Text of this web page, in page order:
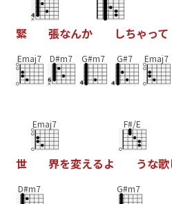
緊 張なんか しちゃって
Emaj7 D#m7 G#m7 G#7 Emaj7
世
Emaj7
界を変えるよ
F#/E
うな歌
D#m7 G#m7